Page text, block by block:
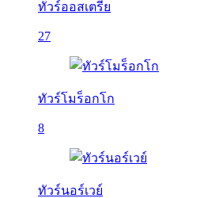
ทัวร์ออสเตรีย
27
ทัวร์โมร็อกโก
8
ทัวร์นอร์เวย์